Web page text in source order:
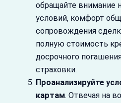
обращайте внимание
условий, комфорт
сопровождения
полную стоимость
досрочного
страховки.
Проанализируйте
картам. Отвечая на